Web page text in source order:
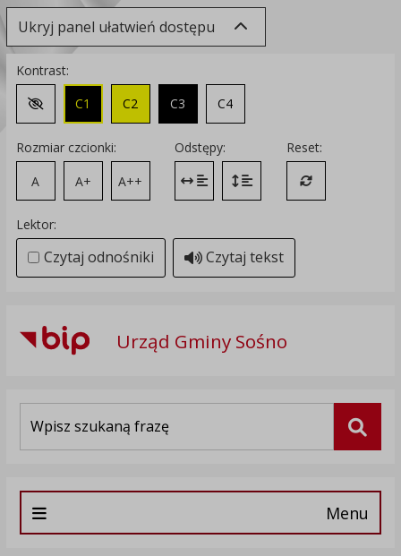
Ukryj panel ułatwień dostępu
Kontrast:
Zmień kontrast na domyślny
C1 C2 C3 C4
Rozmiar czcionki:
A
A+ A++
Odstępy:
Zmień odstęp między literami
Zmień interlinię i margines
Reset:
Przywróć
Lektor:
Czytaj odnośniki Czytaj tekst
Urząd Gminy Sośno
Menu